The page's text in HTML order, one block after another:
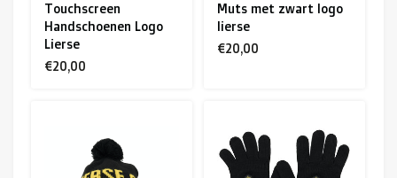
Veilingen
Lopende veilingen
Touchscreen
Handschoenen Logo
Lierse
€20,00
Muts met zwart logo
lierse
€20,00